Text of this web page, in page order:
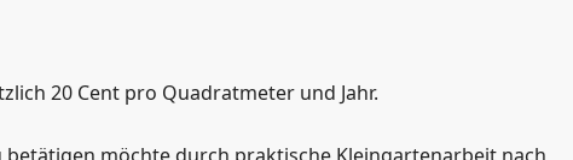
20 Cent pro Quadratmeter und Jahr.